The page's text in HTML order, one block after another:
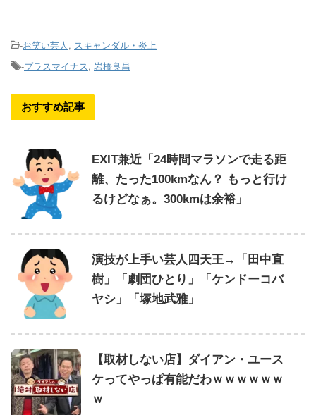
-お笑い芸人, スキャンダル・炎上
-プラスマイナス, 岩橋良昌
おすすめ記事
EXIT兼近「24時間マラソンで走る距
離、たった100kmなん？ もっと行け
るけどなぁ。300kmは余裕」
演技が上手い芸人四天王→「田中直
樹」「劇団ひとり」「ケンドーコバ
ヤシ」「塚地武雅」
【取材しない店】ダイアン・ユース
ケってやっぱ有能だわｗｗｗｗｗｗ
ｗ